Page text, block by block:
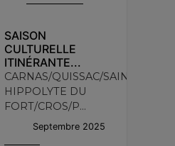
SAISON
CULTURELLE
ITINÉRANTE...
CARNAS/QUISSAC/SAINT
HIPPOLYTE DU
FORT/CROS/P...
Septembre 2025